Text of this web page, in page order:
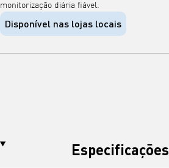
monitorização diária fiável.
Disponível nas lojas locais
Especificações